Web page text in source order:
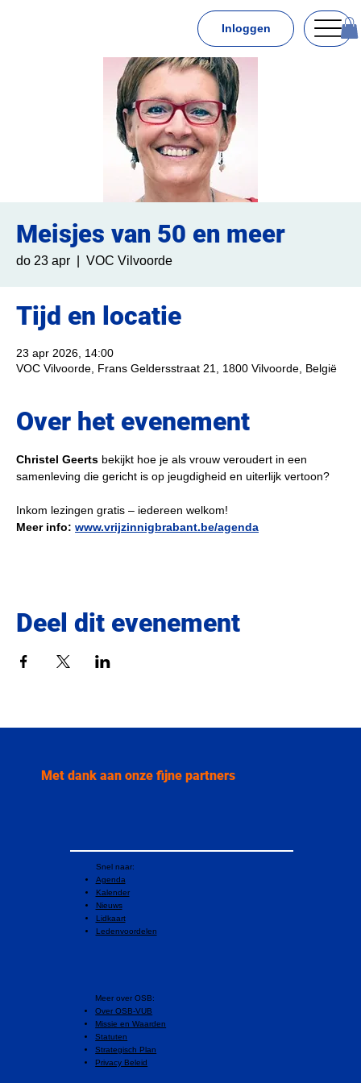
Inloggen
Meisjes van 50 en meer
do 23 apr VOC Vilvoorde
Tijd en locatie
23 apr 2026, 14:00
VOC Vilvoorde, Frans Geldersstraat 21, 1800 Vilvoorde, België
Over het evenement
Christel Geerts bekijkt hoe je als vrouw veroudert in een
samenleving die gericht is op jeugdigheid en uiterlijk vertoon?
Inkom lezingen gratis – iedereen welkom!
Meer info: www.vrijzinnigbrabant.be/agenda
Deel dit evenement
Met dank aan onze fijne partners
Snel naar:
Agenda
Kalender
Nieuws
Lidkaart
Ledenvoordelen
​Meer over OSB:
Over OSB-VUB
Missie en Waarden
Statuten
Strategisch Plan
Privacy Beleid